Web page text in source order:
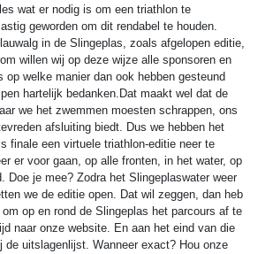
wat er nodig is om een triathlon te
geworden om dit rendabel te houden.
in de Slingeplas, zoals afgelopen editie,
willen wij op deze wijze alle sponsoren en
op welke manier dan ook hebben gesteund
hartelijk bedanken.Dat maakt wel dat de
we het zwemmen moesten schrappen, ons
afsluiting biedt. Dus we hebben het
finale een virtuele triathlon-editie neer te
er voor gaan, op alle fronten, in het water, op
Doe je mee? Zodra het Slingeplaswater weer
we de editie open. Dat wil zeggen, dan heb
op en rond de Slingeplas het parcours af te
naar onze website. En aan het eind van die
de uitslagenlijst. Wanneer exact? Hou onze